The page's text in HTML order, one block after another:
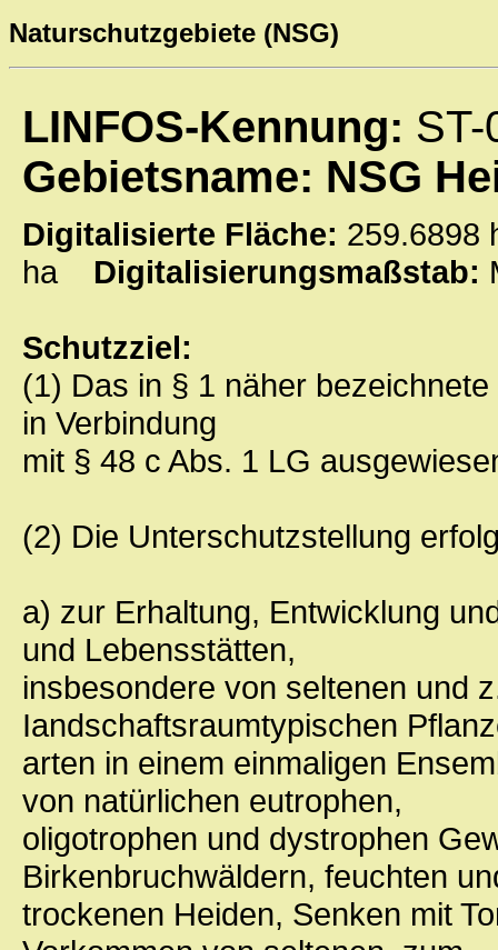
Naturschutzgebiete (NSG)
LINFOS-Kennung: ST-
Gebietsname: NSG
Digitalisierte Fläche:
ha Digitalisierungsmaßstab:
Schutzziel:
(1) Das in § 1 näher
in Verbindung
mit § 48 c Abs. 1 LG
(2) Die Unterschutzstellung
a) zur Erhaltung, Entwicklung
und Lebensstätten,
insbesondere von seltenen und
Iandschaftsraumtypischen
arten in einem einmaligen
von natürlichen eutrophen,
oligotrophen und dystrophen
Birkenbruchwäldern, feuchten
trockenen Heiden, Senken mit